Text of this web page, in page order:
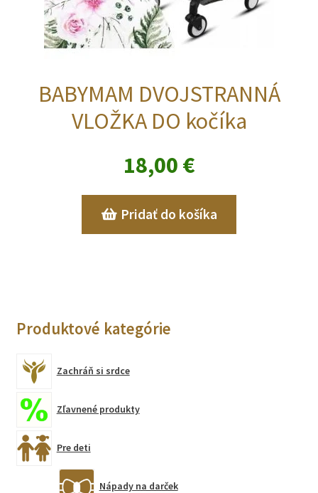
BABYMAM DVOJSTRANNÁ
VLOŽKA DO kočíka
18,00 €
Pridať do košíka
Produktové kategórie
Zachráň si srdce
Zľavnené produkty
Pre deti
Nápady na darček